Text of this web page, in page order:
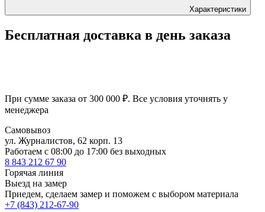
Характеристики
Бесплатная доставка в день заказа
При сумме заказа от 300 000 ₽. Все условия уточнять у
менеджера
Самовывоз
ул. Журналистов, 62 корп. 13
Работаем c 08:00 до 17:00 без выходных
8 843 212 67 90
Горячая линия
Выезд на замер
Приедем, сделаем замер и поможем с выбором материала
+7 (843) 212-67-90